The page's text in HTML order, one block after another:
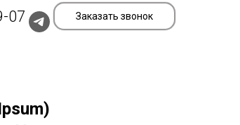
07 Заказать звонок